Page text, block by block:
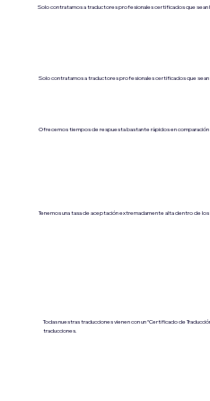
Solo contratamos a traductores profesionales certificados que sean
Solo contratamos a traductores profesionales certificados que sean
Ofrecemos tiempos de respuesta bastante rápidos en comparación
Tenemos una tasa de aceptación extremadamente alta dentro de
Todas nuestras traducciones vienen con un “Certificado de
traducciones.